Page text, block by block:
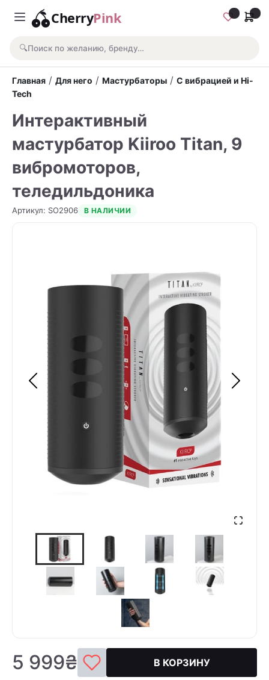
CherryPink
🔍Поиск по желанию, бренду…
Главная / Для него / Мастурбаторы / С вибрацией и Hi-
Tech
Интерактивный
мастурбатор Kiiroo Titan, 9
вибромоторов,
теледильдоника
Артикул: SO2906 В НАЛИЧИИ
5 999₴ В КОРЗИНУ